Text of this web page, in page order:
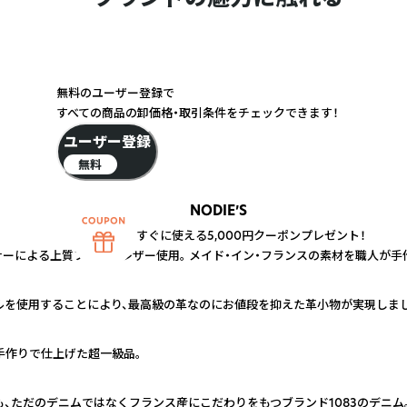
NODIE’S
による上質フレンチレザー使用。 メイド・イン・フランスの素材を職人が
使用することにより、最高級の革なのにお値段を抑えた革小物が実現しま
りで仕上げた超一級品。
、ただのデニムではなくフランス産にこだわりをもつブランド1083のデニム
無料のユーザー登録で
すべての商品の卸価格・取引条件をチェックできます！
ユーザー登録
無料
すぐに使える5,000円クーポンプレゼント！